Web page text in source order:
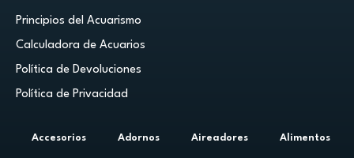
Principios del Acuarismo
Calculadora de Acuarios
Política de Devoluciones
Política de Privacidad
Accesorios Adornos Aireadores Alimentos